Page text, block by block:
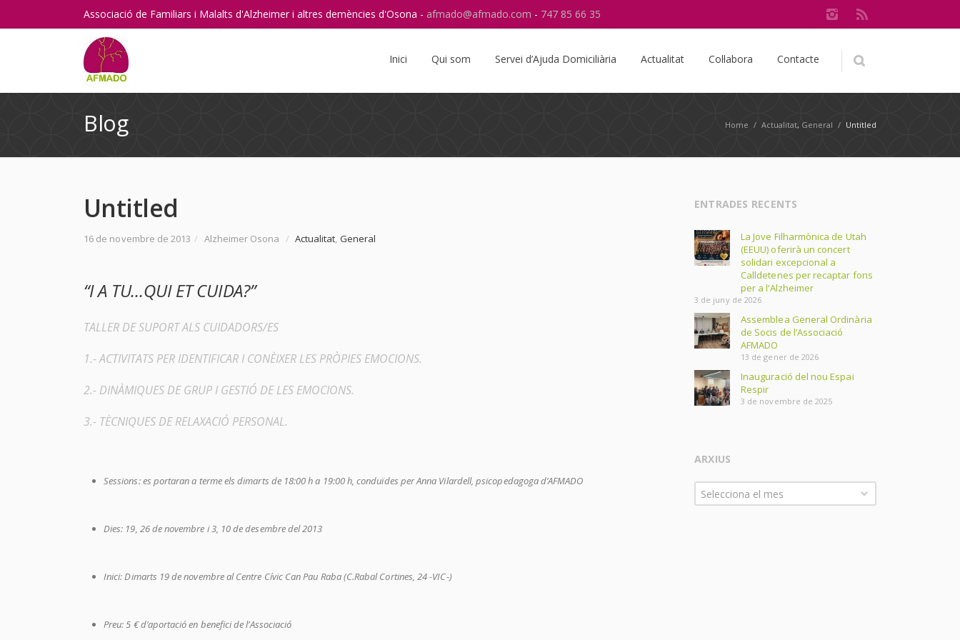
Associació de Familiars i Malalts d'Alzheimer i altres demències d'Osona - afmado@afmado.com - 747 85 66 35
Instagram
RSS
Inici Qui som Servei d’Ajuda Domiciliària Actualitat Col·labora Contacte
Home / Actualitat, General / Untitled
Blog
Untitled
16 de novembre de 2013 / Alzheimer Osona / Actualitat, General
“I A TU…QUI ET CUIDA?”
TALLER DE SUPORT ALS CUIDADORS/ES
1.- ACTIVITATS PER IDENTIFICAR I CONÈIXER LES PRÒPIES EMOCIONS.
2.- DINÀMIQUES DE GRUP I GESTIÓ DE LES EMOCIONS.
3.- TÈCNIQUES DE RELAXACIÓ PERSONAL.
Sessions: es portaran a terme els dimarts de 18:00 h a 19:00 h, conduïdes per Anna Vilardell, psicopedagoga d’AFMADO
Dies: 19, 26 de novembre i 3, 10 de desembre del 2013
Inici: Dimarts 19 de novembre al Centre Cívic Can Pau Raba (C.Rabal Cortines, 24 -VIC-)
Preu: 5 € d’aportació en benefici de l’Associació
ENTRADES RECENTS
La Jove Filharmònica de Utah
(EEUU) oferirà un concert
solidari excepcional a
Calldetenes per recaptar fons
per a l’Alzheimer
3 de juny de 2026
Assemblea General Ordinària
de Socis de l’Associació
AFMADO
13 de gener de 2026
Inauguració del nou Espai
Respir
3 de novembre de 2025
ARXIUS
Arxius
Selecciona el mes